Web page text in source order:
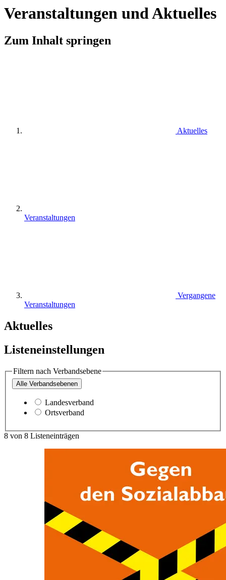
Veranstaltungen und Aktuelles
Zum Inhalt springen
Aktuelles
Veranstaltungen
Vergangene
Veranstaltungen
Aktuelles
Listeneinstellungen
Filtern nach Verbandsebene
Alle Verbandsebenen
Landesverband
Ortsverband
8 von 8 Listeneinträgen